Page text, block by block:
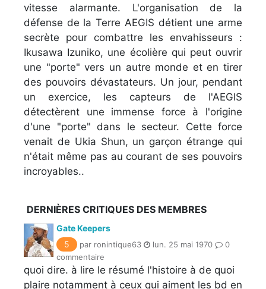
vitesse alarmante. L'organisation de la
défense de la Terre AEGIS détient une arme
secrète pour combattre les envahisseurs :
Ikusawa Izuniko, une écolière qui peut ouvrir
une "porte" vers un autre monde et en tirer
des pouvoirs dévastateurs. Un jour, pendant
un exercice, les capteurs de l'AEGIS
détectèrent une immense force à l'origine
d'une "porte" dans le secteur. Cette force
venait de Ukia Shun, un garçon étrange qui
n'était même pas au courant de ses pouvoirs
incroyables..
DERNIÈRES CRITIQUES DES MEMBRES
Gate Keepers
5
par ronintique63 lun. 25 mai 1970
0
commentaire
quoi dire. à lire le résumé l'histoire à de quoi
plaire notamment à ceux qui aiment les bd en